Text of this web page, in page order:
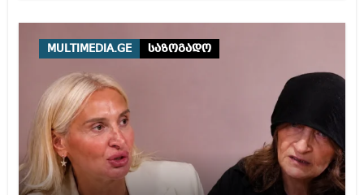
ტურისტისთვის
MULTIMEDIA.GE საზოგადო